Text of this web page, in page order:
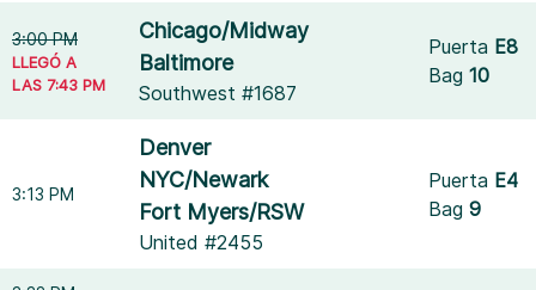
3:00 PM
LLEGÓ A
LAS 7:43 PM
Chicago/Midway
Baltimore
Southwest #1687
Puerta E8
Bag10
3:13 PM
Denver
NYC/Newark
Fort Myers/RSW
United #2455
Puerta E4
Bag9